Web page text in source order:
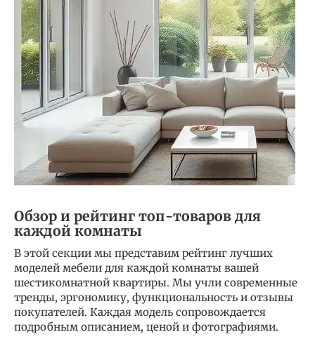
Обзор и рейтинг топ-товаров для
каждой комнаты
В этой секции мы представим рейтинг лучших
моделей мебели для каждой комнаты вашей
шестикомнатной квартиры. Мы учли современные
тренды, эргономику, функциональность и отзывы
покупателей. Каждая модель сопровождается
подробным описанием, ценой и фотографиями.